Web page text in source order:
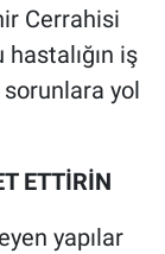
Cerrahisi
iş
yol
ETTİRİN
yapılar